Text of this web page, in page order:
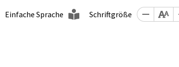
Einfache Sprache Schriftgröße